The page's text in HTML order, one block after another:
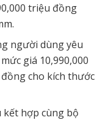
triệu đồng
người dùng yêu
giá 10,990,000
cho kích thước
kết hợp cùng bộ